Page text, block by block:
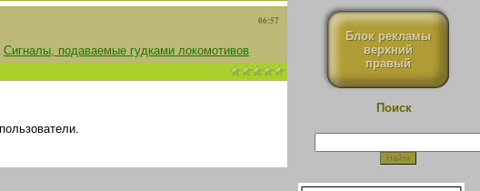
06:57
Сигналы, подаваемые гудками локомотивов
Блок рекламы
верхний
правый
Поиск